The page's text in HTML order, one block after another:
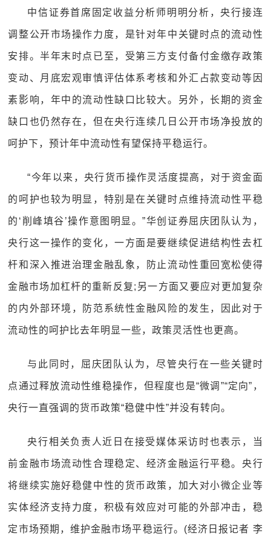
中信证券首席固定收益分析师明明分析，央行接连
调整公开市场操作力度，是针对年中关键时点的流动性
安排。半年末时点已至，受第三方支付备付金缴存政策
变动、月底宏观审慎评估体系考核和外汇占款变动等因
素影响，年中的流动性缺口比较大。另外，长期的资金
缺口也仍然存在，但在央行连续几日公开市场净投放的
呵护下，预计年中流动性有望保持平稳运行。
“今年以来，央行货币操作灵活度提高，对于资金面
的呵护也较为明显，特别是在关键时点维持流动性平稳
的‘削峰填谷’操作意图明显。”华创证券屈庆团队认为，
央行这一操作的变化，一方面是要继续促进结构性去杠
杆和深入推进治理金融乱象，防止流动性重回宽松使得
金融市场加杠杆的重新反复;另一方面又要应对更加复杂
的内外部环境，防范系统性金融风险的发生，因此对于
流动性的呵护比去年明显一些，政策灵活性也更高。
与此同时，屈庆团队认为，尽管央行在一些关键时
点通过释放流动性维稳操作，但程度也是“微调”“定向”，
央行一直强调的货币政策“稳健中性”并没有转向。
央行相关负责人近日在接受媒体采访时也表示，当
前金融市场流动性合理稳定、经济金融运行平稳。央行
将继续实施好稳健中性的货币政策，加大对小微企业等
实体经济支持力度，积极有效应对可能的外部冲击，稳
定市场预期，维护金融市场平稳运行。(经济日报记者 李